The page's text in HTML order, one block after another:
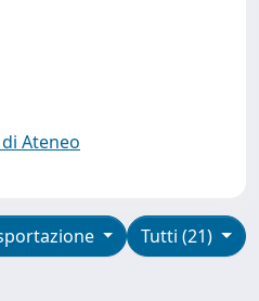
Ateneo
Tutti (21)